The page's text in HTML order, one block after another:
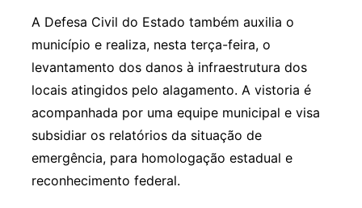
A Defesa Civil do Estado também auxilia o
município e realiza, nesta terça-feira, o
levantamento dos danos à infraestrutura dos
locais atingidos pelo alagamento. A vistoria é
acompanhada por uma equipe municipal e visa
subsidiar os relatórios da situação de
emergência, para homologação estadual e
reconhecimento federal.